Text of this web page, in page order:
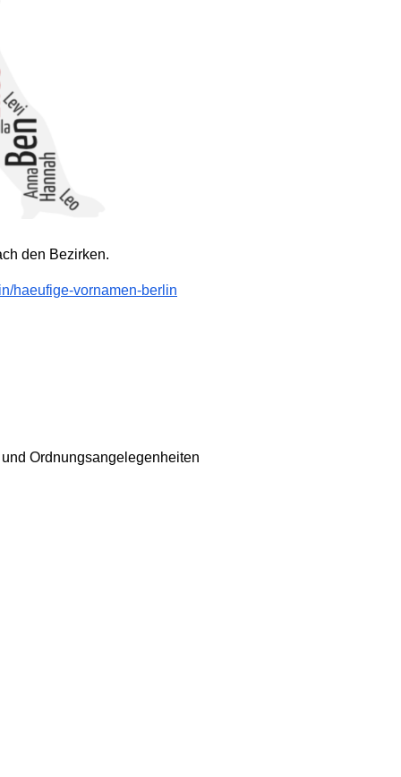
den Bezirken.
haeufige-vornamen-berlin
Ordnungsangelegenheiten